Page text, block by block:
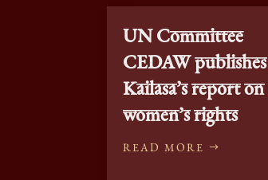
UN Committee
CEDAW publishes
Kailasa’s report on
women’s rights
READ MORE